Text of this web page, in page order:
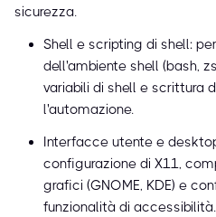
sicurezza.
Shell e scripting di shell:
dell'ambiente shell (bash,
variabili di shell e scrittura
l'automazione.
Interfacce utente e
configurazione di X11,
grafici (GNOME, KDE) e
funzionalità di accessibilità.